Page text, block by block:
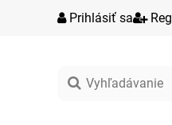
Prihlásiť sa